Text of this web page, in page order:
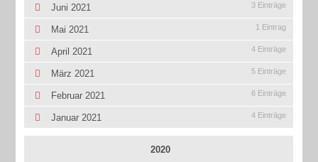
Juni 2021 3 Einträge
Mai 2021 1 Eintrag
April 2021 4 Einträge
März 2021 5 Einträge
Februar 2021 6 Einträge
Januar 2021 4 Einträge
2020